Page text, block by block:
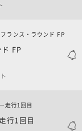
FP
ンス・ラウンド FP
行1回目
行1回目